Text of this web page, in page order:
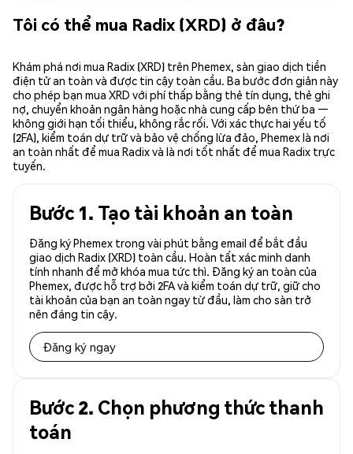
Tôi có thể mua Radix (XRD) ở đâu?
Khám phá nơi mua Radix (XRD) trên Phemex, sàn giao dịch tiền
điện tử an toàn và được tin cậy toàn cầu. Ba bước đơn giản này
cho phép bạn mua XRD với phí thấp bằng thẻ tín dụng, thẻ ghi
nợ, chuyển khoản ngân hàng hoặc nhà cung cấp bên thứ ba —
không giới hạn tối thiểu, không rắc rối. Với xác thực hai yếu tố
(2FA), kiểm toán dự trữ và bảo vệ chống lừa đảo, Phemex là nơi
an toàn nhất để mua Radix và là nơi tốt nhất để mua Radix trực
tuyến.
Bước 1. Tạo tài khoản an toàn
Đăng ký Phemex trong vài phút bằng email để bắt đầu
giao dịch Radix (XRD) toàn cầu. Hoàn tất xác minh danh
tính nhanh để mở khóa mua tức thì. Đăng ký an toàn của
Phemex, được hỗ trợ bởi 2FA và kiểm toán dự trữ, giữ cho
tài khoản của bạn an toàn ngay từ đầu, làm cho sàn trở
nên đáng tin cậy.
Đăng ký ngay
Bước 2. Chọn phương thức thanh
toán